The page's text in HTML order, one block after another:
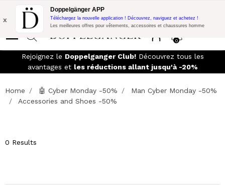
Promo Flash: 10% de réduction supplémentaire sur 300€ d'achat
avec le code:
0
x
Doppelgänger APP
Téléchargez la nouvelle application ! Découvrez, naviguez et achetez !
Les meilleures offres pour vêtements, accessoires et chaussures homme
Rejoignez le Doppelganger Club!Découvrez tous les
avantages et les réductions allant jusqu'à -20%
Home 🤖 Cyber Monday -50%
Man Cyber Monday -50%
Accessories and Shoes -50%
0 Results